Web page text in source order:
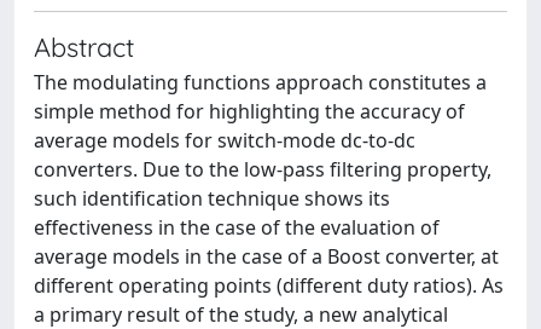
Abstract
The modulating functions approach constitutes a
simple method for highlighting the accuracy of
average models for switch-mode dc-to-dc
converters. Due to the low-pass filtering property,
such identification technique shows its
effectiveness in the case of the evaluation of
average models in the case of a Boost converter, at
different operating points (different duty ratios). As
a primary result of the study, a new analytical